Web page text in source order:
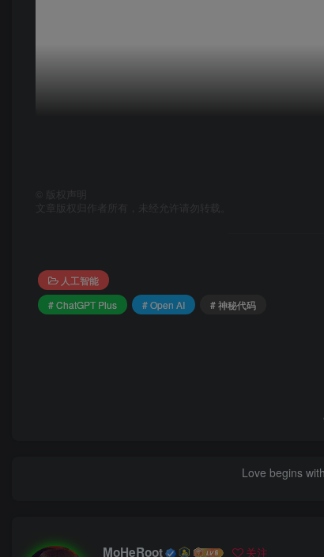
https://
版权声明
文章版权归作者所有，未经允许请勿转载。
人工智能
# ChatGPT Plus
# Open AI # 神秘代码
Love begins
MoHeRoot 关注